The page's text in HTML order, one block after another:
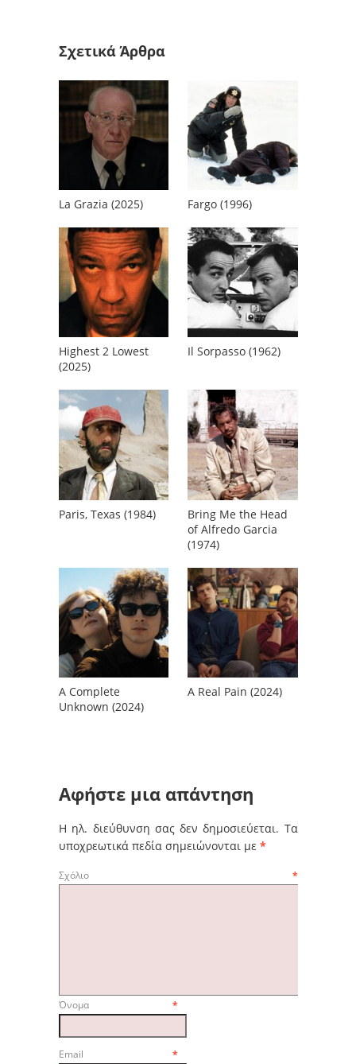
Σχετικά Άρθρα
La Grazia (2025) Fargo (1996)
Highest 2 Lowest
(2025)
Il Sorpasso (1962)
Paris, Texas (1984)
Bring Me the Head
of Alfredo Garcia
(1974)
A Complete
Unknown (2024)
A Real Pain (2024)
Αφήστε μια απάντηση
Η ηλ. διεύθυνση σας δεν δημοσιεύεται. Τα
υποχρεωτικά πεδία σημειώνονται με *
Σχόλιο *
Όνομα*
Email*